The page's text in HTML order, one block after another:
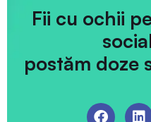
Fii cu ochii
postăm doze